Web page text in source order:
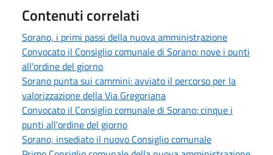
Contenuti correlati
Sorano, i primi passi della nuova amministrazione
Convocato il Consiglio comunale di Sorano: nove i punti
all'ordine del giorno
Sorano punta sui cammini: avviato il percorso per la
valorizzazione della Via Gregoriana
Convocato il Consiglio comunale di Sorano: cinque i
punti all'ordine del giorno
Sorano, insediato il nuovo Consiglio comunale